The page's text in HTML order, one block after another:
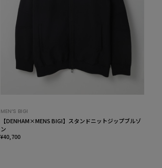
MEN’S BIGI
【DENHAM×MENS BIGI】スタンドニットジップブルゾ
ン
¥40,700